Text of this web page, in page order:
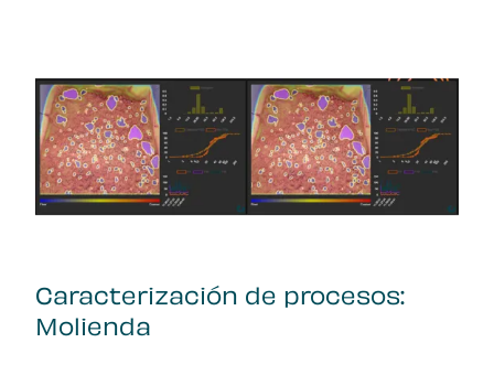
Caracterización de procesos:
Molienda